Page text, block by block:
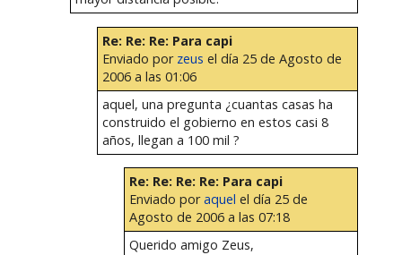
Re: Re: Re: Para capi
Enviado por zeus el día 25 de Agosto de
2006 a las 01:06
aquel, una pregunta ¿cuantas casas ha
construido el gobierno en estos casi 8
años, llegan a 100 mil ?
Re: Re: Re: Re: Para capi
Enviado poraquel el día 25 de
Agosto de 2006 a las 07:18
Querido amigo Zeus,